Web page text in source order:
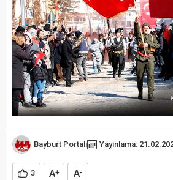
Bayburt Portalı Yayınlama:
3 A+ A-